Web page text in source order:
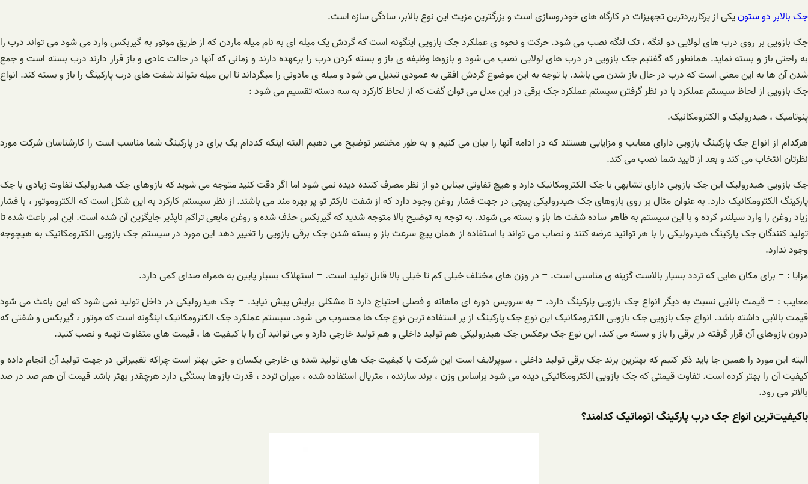
جک بالابر دو ستونیکی از پرکاربردترین تجهیزات در کارگاه های خودروسازی است و بزرگترین مزیت این نوع بالابر، سادگی سازه است.
جک بازویی بر روی درب های لولایی دو لنگه ، تک لنگه نصب می شود. حرکت و نحوه ی عملکرد جک بازویی اینگونه است که گردش یک میله ای به نام میله ماردن که از طریق موتور به گیربکس وارد می شود می تواند درب را
به راحتی باز و بسته نماید. همانطور که گفتیم جک بازویی در درب های لولایی نصب می شود و بازوها وظیفه ی باز و بسته کردن درب را برعهده دارند و زمانی که آنها در حالت عادی و باز قرار دارند درب بسته است و جمع
شدن آن ها به این معنی است که درب در حال باز شدن می باشد. با توجه به این موضوع گردش افقی به عمودی تبدیل می شود و میله ی مادونی را میگرداند تا این میله بتواند شفت های درب پارکینگ را باز و بسته کند. انواع
جک بازویی از لحاظ سیستم عملکرد با در نظر گرفتن سیستم عملکرد جک برقی در این مدل می توان گفت که از لحاظ کارکرد به سه دسته تقسیم می شود :
پنوتامیک ، هیدرولیک و الکترومکانیک.
هرکدام از انواع جک پارکینگ بازویی دارای معایب و مزایایی هستند که در ادامه آنها را بیان می کنیم و به طور مختصر توضیح می دهیم البته اینکه کددام یک برای در پارکینگ شما مناسب است را کارشناسان شرکت مورد
نظرتان انتخاب می کند و بعد از تایید شما نصب می کند.
جک بازویی هیدرولیک این جک بازویی دارای تشابهی با جک الکترومکانیک دارد و هیچ تفاوتی بیناین دو از نظر مصرف کننده دیده نمی شود اما اگر دقت کنید متوجه می شوید که بازوهای جک هیدرولیک تفاوت زیادی با جک
پارکینگ الکترومکانیک دارد. به عنوان مثال بر روی بازوهای جک هیدرولیکی پیچی در جهت فشار روغن وجود دارد که از شفت نارکتر تو پر بهره مند می باشند. از نظر سیستم کارکرد به این شکل است که الکتروموتور ، با فشار
زیاد روغن را وارد سیلندر کرده و با این سیستم به ظاهر ساده شفت ها باز و بسته می شوند. به توجه به توضیح بالا متوجه شدید که گیربکس حذف شده و روغن مایعی تراکم ناپذیر جایگزین آن شده است. این امر باعث شده تا
تولید کنندگان جک پارکینگ هیدرولیکی را با هر توانید عرضه کنند و نصاب می تواند با استفاده از همان پیچ سرعت باز و بسته شدن جک برقی بازویی را تغییر دهد این مورد در سیستم جک بازویی الکترومکانیک به هیچوجه
وجود ندارد.
مزایا : – برای مکان هایی که تردد بسیار بالاست گزینه ی مناسبی است. – در وزن های مختلف خیلی کم تا خیلی بالا قابل تولید است. – استهلاک بسیار پایین به همراه صدای کمی دارد.
معایب : – قیمت بالایی نسبت به دیگر انواع جک بازویی پارکینگ دارد. – به سرویس دوره ای ماهانه و فصلی احتیاج دارد تا مشکلی برایش پیش نیاید. – جک هیدرولیکی در داخل تولید نمی شود که این باعث می شود
قیمت بالایی داشته باشد. انواع جک بازویی جک بازویی الکترومکانیک این نوع جک پارکینگ از پر استفاده ترین نوع جک ها محسوب می شود. سیستم عملکرد جک الکترومکانیک اینگونه است که موتور ، گیربکس و شفتی که
درون بازوهای آن قرار گرفته در برقی را باز و بسته می کند. این نوع جک برعکس جک هیدرولیکی هم تولید داخلی و هم تولید خارجی دارد و می توانید آن را با کیفیت ها ، قیمت های متفاوت تهیه و نصب کنید.
البته این مورد را همین جا باید ذکر کنیم که بهترین برند جک برقی تولید داخلی ، سوپرلایف است این شرکت با کیفیت جک های تولید شده ی خارجی یکسان و حتی بهتر است چراکه تغییراتی در جهت تولید آن انجام داده و
کیفیت آن را بهتر کرده است. تفاوت قیمتی که جک بازویی الکترومکانیکی دیده می شود براساس وزن ، برند سازنده ، متریال استفاده شده ، میران تردد ، قدرت بازوها بستگی دارد هرچقدر بهتر باشد قیمت آن هم صد در صد
بالاتر می رود.
باکیفیت‌ترین انواع جک درب پارکینگ اتوماتیک کدامند؟